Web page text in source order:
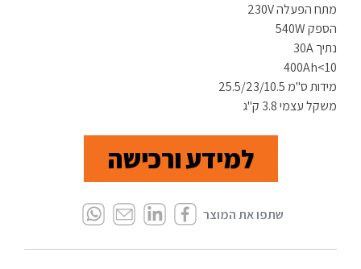
מתח הפעלה 230V
הספק 540W
נתיך 30A
10>400Ah
מידות ס"מ 25.5/23/10.5
משקל עצמי 3.8 ק"ג
למידע ורכישה